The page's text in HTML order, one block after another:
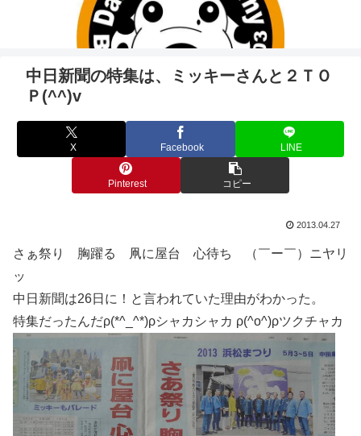
中日新聞の特集は、ミッキーさんと２ＴＯ
Ｐ(^^)v
X Facebook LINE
Pinterest コピー
2013.04.27
さぁ祭り 胸躍る 凧に屋台 心待ち （￣ー￣）ニヤリ
ッ
中日新聞は26日に！と言われていた理由がわかった。
特集だったんだρ(*^_^*)ρシャカシャカ ρ(^o^)ρツクチャカ